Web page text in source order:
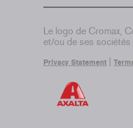
Le logo de Cromax,
et/ou de ses sociétés
Privacy Statement